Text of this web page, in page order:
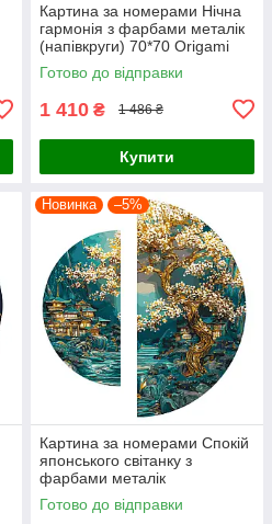
Картина за номерами Нічна
гармонія з фарбами металік
(напівкруги) 70*70 Origami
(OSR1007)
Готово до відправки
1 410 ₴ 1 486 ₴
Купити
Новинка –5%
Картина за номерами Спокій
японського світанку з
фарбами металік
(напівкруги) 70*70 Origami
(OSR1009)
Готово до відправки